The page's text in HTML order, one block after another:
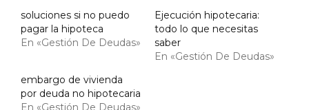
soluciones si no puedo
pagar la hipoteca
En «Gestión De Deudas»
Ejecución hipotecaria:
todo lo que necesitas
saber
En «Gestión De Deudas»
embargo de vivienda
por deuda no hipotecaria
En «Gestión De Deudas»